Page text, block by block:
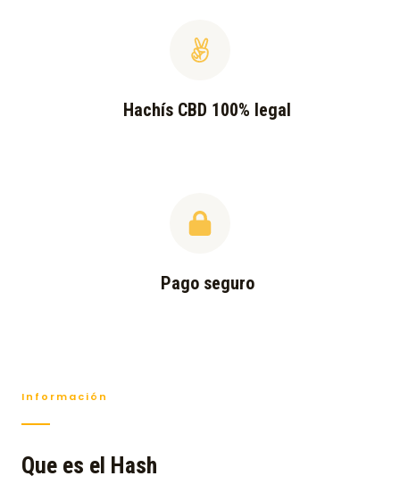
Hachís CBD 100% legal
Pago seguro
Información
Que es el Hash